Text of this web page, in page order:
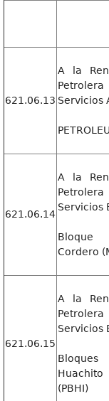
621.06.13
A la
Servicios
621.06.14
A la
Servicios
Bloque
Cordero
621.06.15
A la
Servicios
(PBHI)